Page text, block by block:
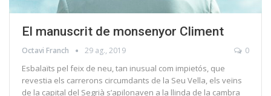
El manuscrit de monsenyor Climent
Octavi Franch 29 ag., 2019 0
Esbalaïts pel feix de neu, tan inusual com impietós, que
revestia els carrerons circumdants de la Seu Vella, els veïns
de la capital del Segrià s’apilonaven a la llinda de la cambra